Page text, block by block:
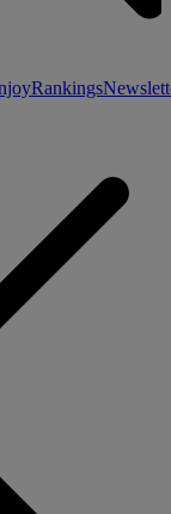
Rankings